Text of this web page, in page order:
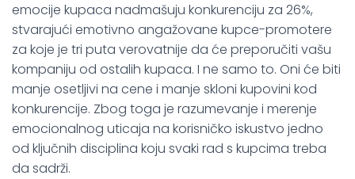
emocije kupaca nadmašuju konkurenciju za 26%,
stvarajući emotivno angažovane kupce-promotere
za koje je tri puta verovatnije da će preporučiti vašu
kompaniju od ostalih kupaca. I ne samo to. Oni će biti
manje osetljivi na cene i manje skloni kupovini kod
konkurencije. Zbog toga je razumevanje i merenje
emocionalnog uticaja na korisničko iskustvo jedno
od ključnih disciplina koju svaki rad s kupcima treba
da sadrži.